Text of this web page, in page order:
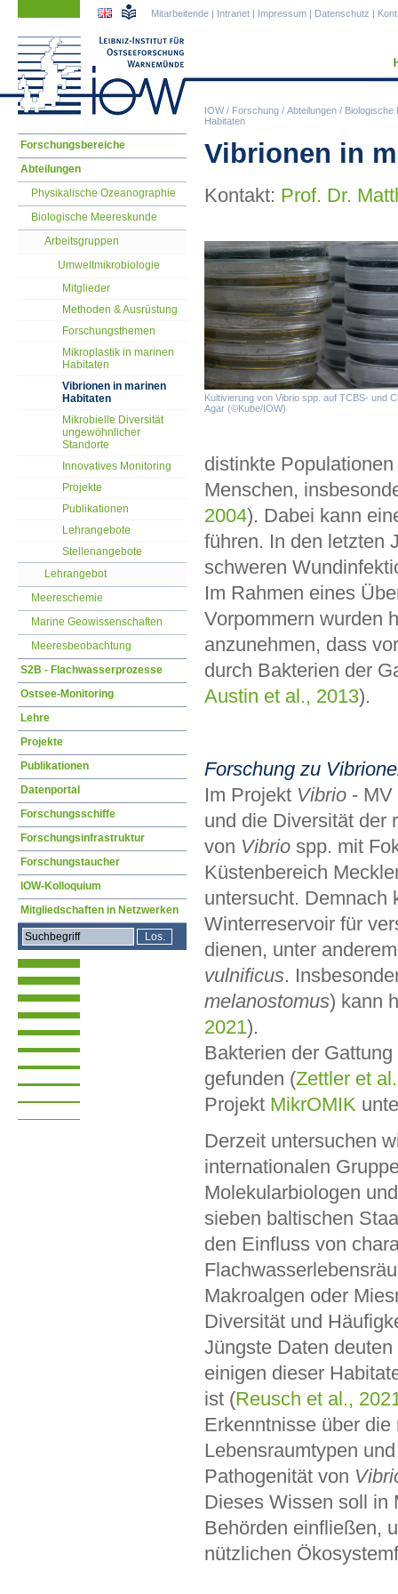
IOW/ Forschung / Abteilungen / Biologische
Habitaten
Mitarbeitende | Intranet | Impressum | Datenschutz |
Vibrionen in
Kontakt: Prof. Dr.
Kultivierung von Vibrio spp. auf TCBS- und
Agar (©Kube/IOW)
distinkte
Menschen,
2004). Dabei kann
führen. In den letzten
schweren
Im Rahmen eines
Vorpommern wurden
anzunehmen, dass
durch Bakterien der
Austin et al., 2013).
Forschung zu
Im Projekt Vibrio - MV
und die Diversität der
von Vibrio spp. mit
Küstenbereich
untersucht. Demnach
Winterreservoir für
dienen, unter
vulnificus.
melanostomus) kann
2021).
Bakterien der Gattung
gefunden (Zettler et
Projekt MikrOMIK
Derzeit untersuchen
internationalen
Molekularbiologen
sieben baltischen
den Einfluss von
Makroalgen oder
Diversität und
Jüngste Daten
einigen dieser
ist (Reusch et al.,
Erkenntnisse über
Lebensraumtypen
Pathogenität von
Dieses Wissen soll in
Behörden einfließen,
nützlichen
Navigation
überspringen
Forschungsbereiche
Abteilungen
Physikalische Ozeanographie
Biologische Meereskunde
Arbeitsgruppen
Umweltmikrobiologie
Mitglieder
Methoden & Ausrüstung
Forschungsthemen
Mikroplastik in marinen
Habitaten
Vibrionen in marinen
Habitaten
Mikrobielle Diversität
ungewöhnlicher
Standorte
Innovatives Monitoring
Projekte
Publikationen
Lehrangebote
Stellenangebote
Lehrangebot
Meereschemie
Marine Geowissenschaften
Meeresbeobachtung
S2B - Flachwasserprozesse
Ostsee-Monitoring
Lehre
Projekte
Publikationen
Datenportal
Forschungsschiffe
Forschungsinfrastruktur
Forschungstaucher
IOW-Kolloquium
Mitgliedschaften in Netzwerken